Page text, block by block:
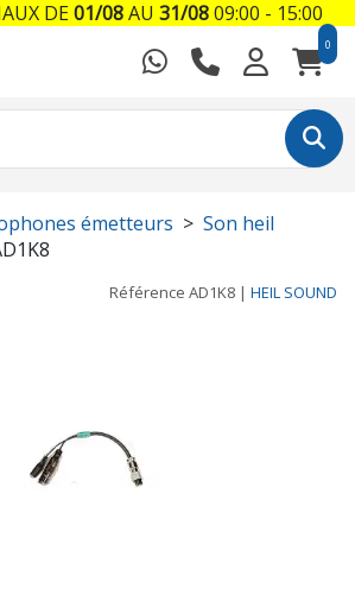
0
émetteurs
Son heil
Référence AD1K8 | HEIL SOUND
DE01/08AU 31/0809:00 - 15:00